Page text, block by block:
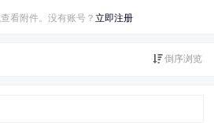
看附件。没有账号？ 立即注册
倒序浏览